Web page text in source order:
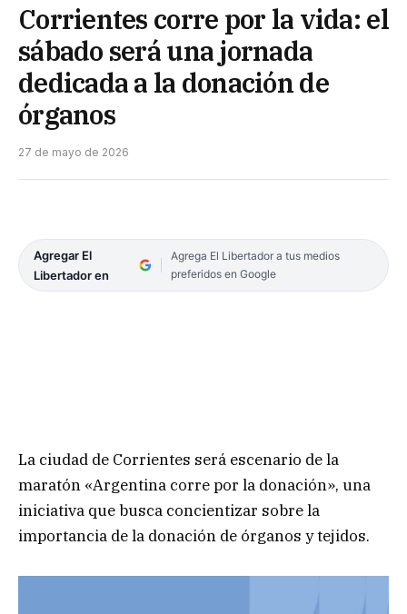
Corrientes corre por la vida: el
sábado será una jornada
dedicada a la donación de
órganos
27 de mayo de 2026
Agregar El
Libertador en
Agrega El Libertador a tus medios
preferidos en Google
La ciudad de Corrientes será escenario de la
maratón «Argentina corre por la donación», una
iniciativa que busca concientizar sobre la
importancia de la donación de órganos y tejidos.